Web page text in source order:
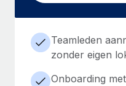
Teamleden
zonder eigen
Onboarding